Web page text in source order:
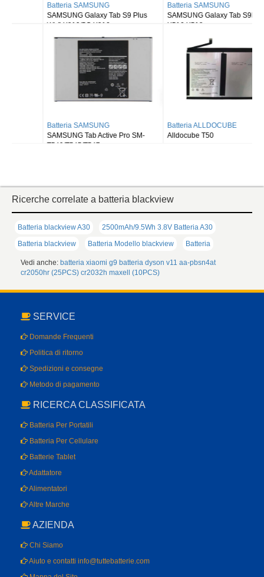
Batteria SAMSUNG
SAMSUNG Galaxy Tab S9 Plus
Wi-fi X810/5G X816
Batteria SAMSUNG
SAMSUNG Galaxy Tab S9FE X510
X516 X518
Batteria SAMSUNG
SAMSUNG Tab Active Pro SM-
T540/T545/T547
Batteria ALLDOCUBE
Alldocube T50
Ricerche correlate a batteria blackview
Batteria blackview A30
2500mAh/9.5Wh 3.8V Batteria A30
Batteria blackview
Batteria Modello blackview Batteria
Vedi anche: batteria xiaomi g9 batteria dyson v11 aa-pbsn4at
cr2050hr (25PCS) cr2032h maxell (10PCS)
SERVICE
Domande Frequenti
Politica di ritorno
Spedizioni e consegne
Metodo di pagamento
RICERCA CLASSIFICATA
Batteria Per Portatili
Batteria Per Cellulare
Batterie Tablet
Adattatore
Alimentatori
Altre Marche
AZIENDA
Chi Siamo
Aiuto e contatti info@tuttebatterie.com